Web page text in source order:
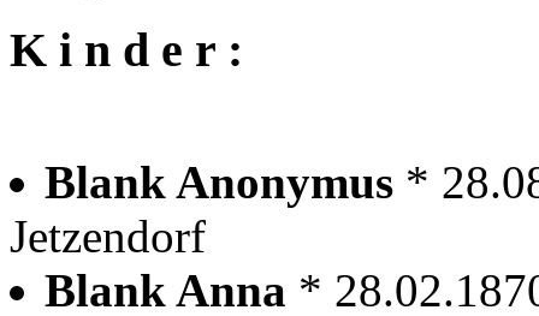
K i n d e r :
Blank Anonymus *
Jetzendorf
Blank Anna *